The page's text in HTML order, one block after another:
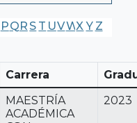
PQR S T UVWX Y Z
Carrera
MAESTRÍA
ACADÉMICA
2023